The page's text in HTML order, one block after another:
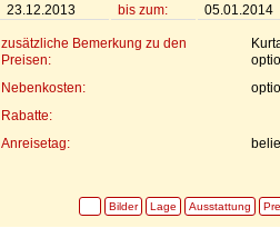
23.12.2013
bis zum: 05.01.2014
zusätzliche Bemerkung zu den
Preisen:
Nebenkosten:
Rabatte:
Anreisetag:
Bilder Lage Ausstattung